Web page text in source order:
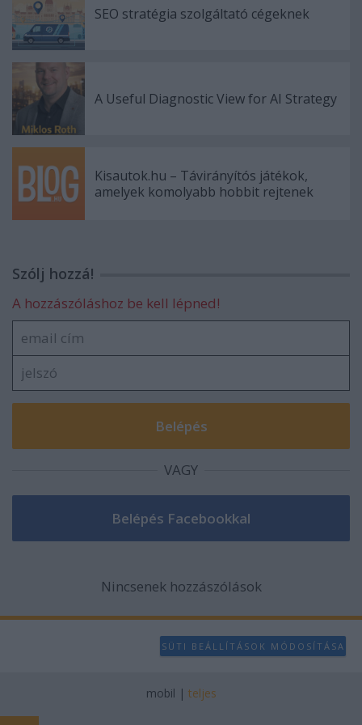
SEO stratégia szolgáltató cégeknek
A Useful Diagnostic View for AI Strategy
Kisautok.hu – Távirányítós játékok,
amelyek komolyabb hobbit rejtenek
Szólj hozzá!
A hozzászóláshoz be kell lépned!
VAGY
Nincsenek hozzászólások
SÜTI BEÁLLÍTÁSOK MÓDOSÍTÁSA
mobil | teljes